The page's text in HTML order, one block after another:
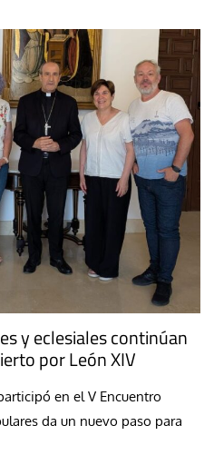
y eclesiales continúan
por León XIV
en el V Encuentro
da un nuevo paso para